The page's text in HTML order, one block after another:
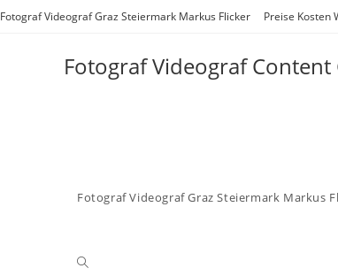
Zum
Fotograf Videograf Graz Steiermark Markus Flicker Preise Kosten
Fotograf Videograf
Fotograf Videograf Graz Steiermark Markus
Website-